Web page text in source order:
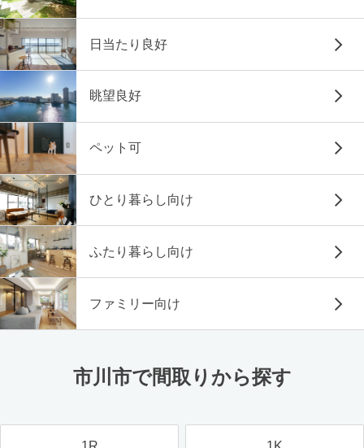
日当たり良好
眺望良好
ペット可
ひとり暮らし向け
ふたり暮らし向け
ファミリー向け
市川市で間取りから探す